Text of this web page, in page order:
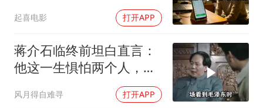
起喜电影 打开APP
蒋介石临终前坦白直言：
他这一生惧怕两个人，却
风月得自难寻 打开APP